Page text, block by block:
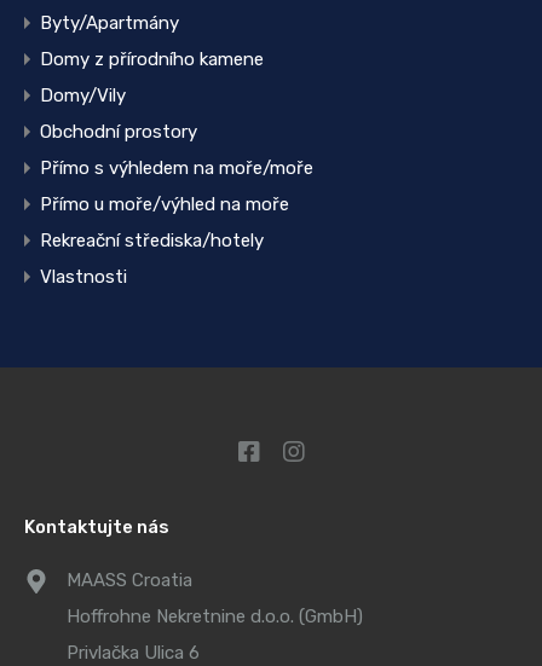
Byty/Apartmány
Domy z přírodního kamene
Domy/Vily
Obchodní prostory
Přímo s výhledem na moře/moře
Přímo u moře/výhled na moře
Rekreační střediska/hotely
Vlastnosti
Kontaktujte nás
MAASS Croatia
Hoffrohne Nekretnine d.o.o. (GmbH)
Privlačka Ulica 6